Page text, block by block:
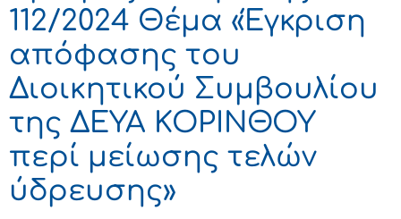
112/2024 Θέμα «Έγκριση
απόφασης του
Διοικητικού Συμβουλίου
της ΔΕΥΑ ΚΟΡΙΝΘΟΥ
περί μείωσης τελών
ύδρευσης»